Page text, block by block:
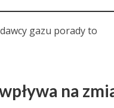
gazu porady to
na